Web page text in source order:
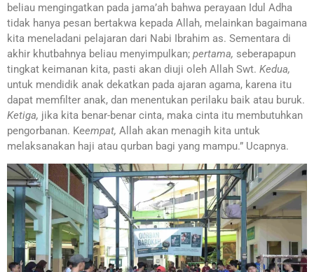
beliau mengingatkan pada jama’ah bahwa perayaan Idul Adha
tidak hanya pesan bertakwa kepada Allah, melainkan bagaimana
kita meneladani pelajaran dari Nabi Ibrahim as. Sementara di
akhir khutbahnya beliau menyimpulkan; pertama, seberapapun
tingkat keimanan kita, pasti akan diuji oleh Allah Swt. Kedua,
untuk mendidik anak dekatkan pada ajaran agama, karena itu
dapat memfilter anak, dan menentukan perilaku baik atau buruk.
Ketiga, jika kita benar-benar cinta, maka cinta itu membutuhkan
pengorbanan. Keempat, Allah akan menagih kita untuk
melaksanakan haji atau qurban bagi yang mampu.” Ucapnya.